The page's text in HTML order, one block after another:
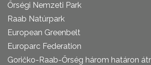
Őrségi Nemzeti Park
Raab Natúrpark
European Greenbelt
Europarc Federation
Goričko-Raab-Őrség három határon